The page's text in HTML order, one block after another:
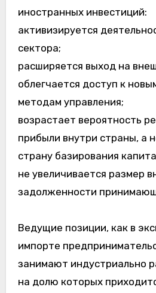
иностранных инвестиций:
активизируется
сектора;
расширяется выход на
облегчается доступ к
методам управления;
возрастает вероятность
прибыли внутри страны, а
страну базирования
не увеличивается размер
задолженности
Ведущие позиции, как в
импорте
занимают индустриально
на долю которых